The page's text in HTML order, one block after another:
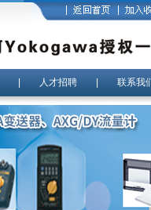
人才招聘 联系我